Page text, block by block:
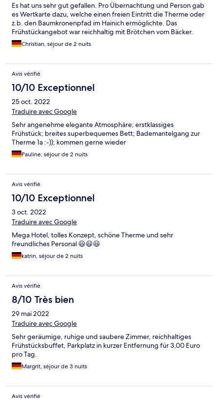
Es hat uns sehr gut gefallen. Pro Übernachtung und Person gab
es Wertkarte dazu, welche einen freien Eintritt die Therme oder
z.b. den Baumkronenpfad im Hainich ermöglichte. Das
Frühstückangebot war reichhaltig mit Brötchen vom Bäcker.
Christian, séjour de 2 nuits
Avis vérifié
10/10 Exceptionnel
25 oct. 2022
Traduire avec Google
Sehr angenehme elegante Atmosphäre; erstklassiges
Frühstück; breites superbequemes Bett; Bademantelgang zur
Therme 1a :-)); kommen gerne wieder
Pauline, séjour de 2 nuits
Avis vérifié
10/10 Exceptionnel
3 oct. 2022
Traduire avec Google
Mega Hotel, tolles Konzept, schöne Therme und sehr
freundliches Personal 😃😃😃
katrin, séjour de 2 nuits
Avis vérifié
8/10 Très bien
29 mai 2022
Traduire avec Google
Sehr geräumige, ruhige und saubere Zimmer, reichhaltiges
Frühstücksbuffet, Parkplatz in kurzer Entfernung für 3,00 Euro
pro Tag.
Margrit, séjour de 3 nuits
Avis vérifié